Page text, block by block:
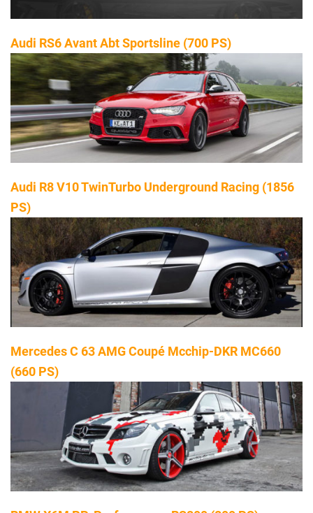
Audi RS6 Avant Abt Sportsline (700 PS)
Audi R8 V10 TwinTurbo Underground Racing (1856
PS)
Mercedes C 63 AMG Coupé Mcchip-DKR MC660
(660 PS)